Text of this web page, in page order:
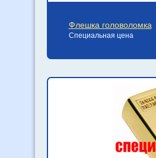
Флешка головоломка
Специальная цена